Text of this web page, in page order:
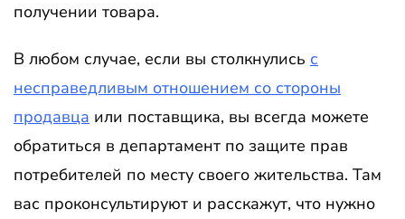
получении товара.
В любом случае, если вы столкнулись с
несправедливым отношением со стороны
продавца или поставщика, вы всегда можете
обратиться в департамент по защите прав
потребителей по месту своего жительства. Там
вас проконсультируют и расскажут, что нужно